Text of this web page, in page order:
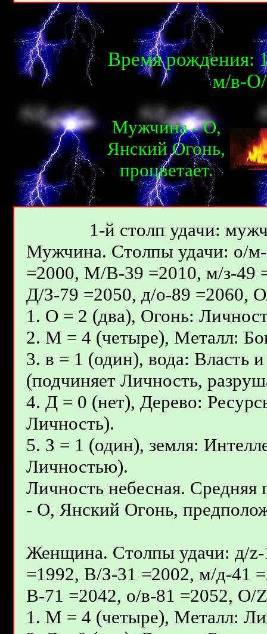
Время рождения:
м/в-
Мужчина - О,
Янcкий Огонь,
процветает.
1-й столп удачи:
Мужчина. Столпы удачи: о/м-
=2000, М/В-39 =2010, м/з-49
Д/З-79 =2050, д/о-89 =2060,
1. О = 2 (два), Огонь:
2. М = 4 (четыре), Металл:
3. в = 1 (один), вода: Власть
(подчиняет Личность,
4. Д = 0 (нет), Дерево:
Личность).
5. З = 1 (один), земля:
Личностью).
Личность небесная.
- О, Янcкий Oгoнь,
Женщина. Столпы удачи: д/
=1992, В/З-31 =2002, м/д-41
В-71 =2042, о/в-81 =2052, О/
1. М = 4 (четыре), Металл: